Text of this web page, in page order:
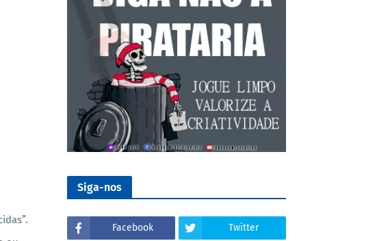
Siga-nos
Facebook Twitter